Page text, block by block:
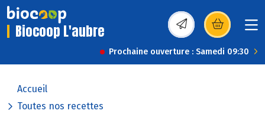
Biocoop L'aubre (s’ouvre dans une
Prochaine ouverture : Samedi 09:30
Accueil
Toutes nos recettes